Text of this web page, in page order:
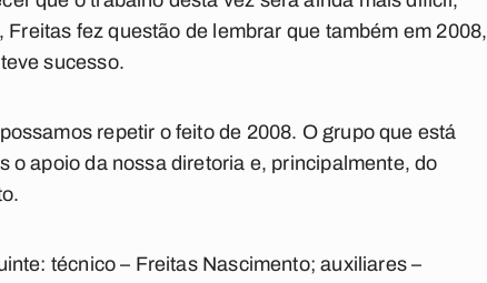
fez questão de lembrar que também em 2008,
sucesso.
repetir o feito de 2008. O grupo que está
o apoio da nossa diretoria e, principalmente, do
técnico – Freitas Nascimento; auxiliares –